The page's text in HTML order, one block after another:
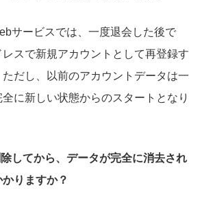
サービスでは、一度退会した後で
スで新規アカウントとして再登録す
だし、以前のアカウントデータは一
に新しい状態からのスタートとなり
してから、データが完全に消去され
りますか？